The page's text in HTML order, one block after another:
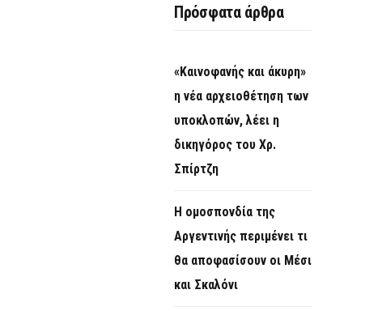
Πρόσφατα άρθρα
«Καινοφανής και άκυρη»
η νέα αρχειοθέτηση των
υποκλοπών, λέει η
δικηγόρος του Χρ.
Σπίρτζη
Η ομοσπονδία της
Αργεντινής περιμένει τι
θα αποφασίσουν οι Μέσι
και Σκαλόνι